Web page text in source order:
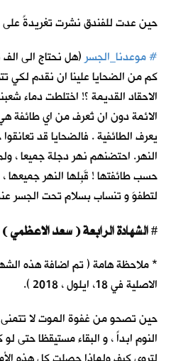
حين عدت للفندق نشرت تغريدةً
#موعدنا_الجسر(هل نحتاج الى
كم من الضحايا علينا ان نقدم لكي
الاحقاد القديمة ؟! اختلطت دماء
الائمة دون ان تُعرف من اي طائفة
يعرف الطائفية . فالضحايا قد
النهر. احتضنهم نهر دجلة جميعا ،
حسب طائفتها ! قَبِلها النهر جميعها
لتطفوَ و تنساب بسلام تحت الجسر
#
* ملاحظة هامة ( تم اضافة هذه
الاصلية في 18، ايلول ، 2018 ).
حين تصحو من غفوة الموت لا
النوم ابداً ، و البقاء مستيقظا حتى